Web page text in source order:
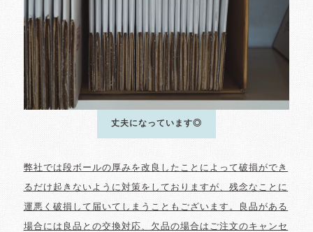
丈夫になっています◎
弊社では段ボールの厚みを改良したことによって破損ができ
るだけ起きないように対策をしておりますが、残念なことに
運悪く破損して届いてしまうこともございます。良品がある
場合には良品との交換対応、欠品の場合はご注文のキャンセ